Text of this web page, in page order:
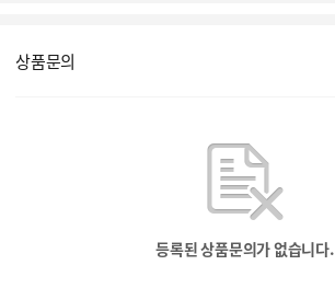
상품문의
등록된 상품문의가 없습니다.